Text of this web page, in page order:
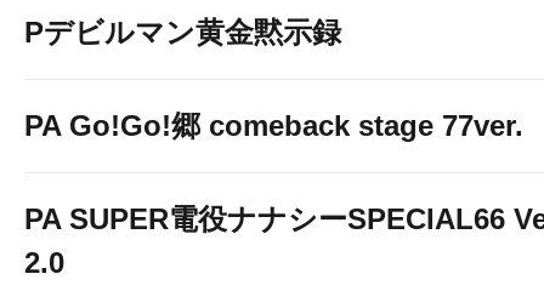
Pデビルマン黄金黙示録
PA Go!Go!郷 comeback stage 77ver.
PA SUPER電役ナナシーSPECIAL66
2.0